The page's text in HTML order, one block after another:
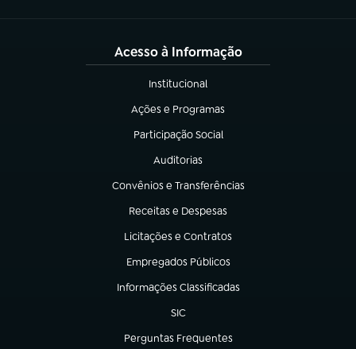
Acesso à Informação
Institucional
(abre em nova aba)
Ações e Programas
(abre em nova aba)
Participação Social
(abre em nova aba)
Auditorias
(abre em nova aba)
Convênios e Transferências
(abre em nova aba)
Receitas e Despesas
(abre em nova aba)
Licitações e Contratos
(abre em nova aba)
Empregados Públicos
(abre em nova aba)
Informações Classificadas
(abre em nova aba)
SIC
(abre em nova aba)
Perguntas Frequentes
(abre em nova aba)